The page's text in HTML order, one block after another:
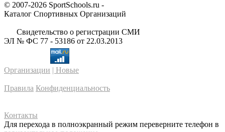
© 2007-2026 SportSchools.ru -
Каталог Спортивных Организаций
Свидетельство о регистрации СМИ
ЭЛ № ФС 77 - 53186 от 22.03.2013
Организации | Новые
Правила Конфиденциальность
Контакты
Для перехода в полноэкранный режим переверните телефон в